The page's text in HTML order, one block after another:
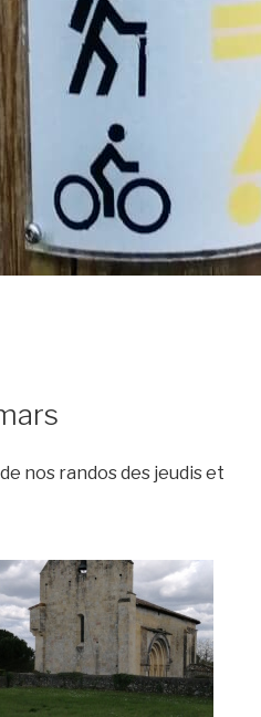
nos randos des jeudis et